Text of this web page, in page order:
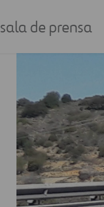
sala de prensa